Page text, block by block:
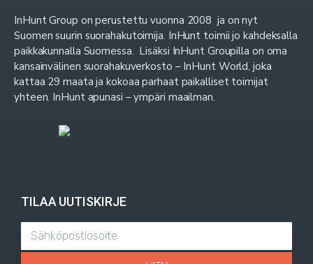
InHunt Group on perustettu vuonna 2008 ja on nyt
Suomen suurin suorahakutoimija. InHunt toimii jo kahdeksalla
paikkakunnalla Suomessa. Lisäksi InHunt Groupilla on oma
kansainvälinen suorahakuverkosto – InHunt World, joka
kattaa 29 maata ja kokoaa parhaat paikalliset toimijat
yhteen. InHunt apunasi – ympäri maailman.
TILAA UUTISKIRJE